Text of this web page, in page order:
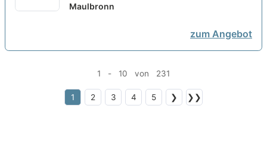
neu
Maulbronn
zum Angebot
1 - 10 von 231
1 2 3 4 5 ❯ ❯❯